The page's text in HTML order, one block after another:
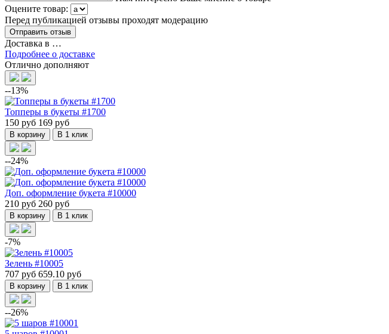
Оцените товар:
Перед публикацией отзывы проходят модерацию
Доставка в …
Подробнее о доставке
Отлично дополняют
--13%
Топперы в букеты #1700
150 руб 169 руб
В корзину В 1 клик
--24%
Доп. оформление букета #10000
210 руб 260 руб
В корзину В 1 клик
-7%
Зелень #10005
707 руб 659.10 руб
В корзину В 1 клик
--26%